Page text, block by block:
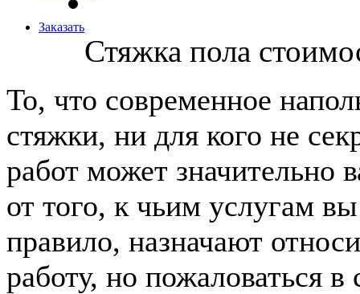
Заказать
Стяжка пола
То, что современное
стяжки, ни для кого не
работ может значительно
от того, к чьим услугам
правило, назначают
работу, но пожаловаться в